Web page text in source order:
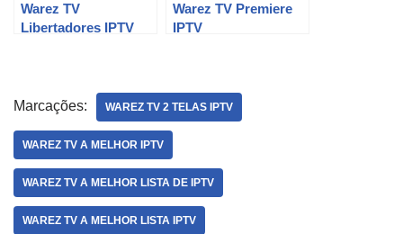
Warez TV
Libertadores IPTV
Warez TV Premiere
IPTV
Marcações: WAREZ TV 2 TELAS IPTV
WAREZ TV A MELHOR IPTV
WAREZ TV A MELHOR LISTA DE IPTV
WAREZ TV A MELHOR LISTA IPTV